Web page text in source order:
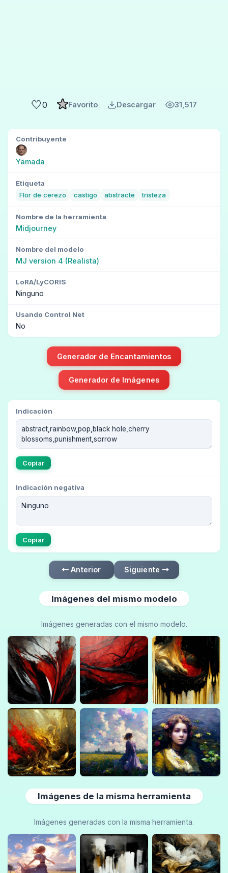
🤍0 Favorito Descargar 31,517
Contribuyente
Yamada
Etiqueta
Flor de cerezo
castigo abstracte tristeza
Nombre de la herramienta
Midjourney
Nombre del modelo
MJ version 4 (Realista)
LoRA/LyCORIS
Ninguno
Usando Control Net
No
Generador de Encantamientos
Generador de Imágenes
Indicación
Copiar
Indicación negativa
Copiar
← Anterior Siguiente →
Imágenes del mismo modelo
Imágenes generadas con el mismo modelo.
Imágenes de la misma herramienta
Imágenes generadas con la misma herramienta.